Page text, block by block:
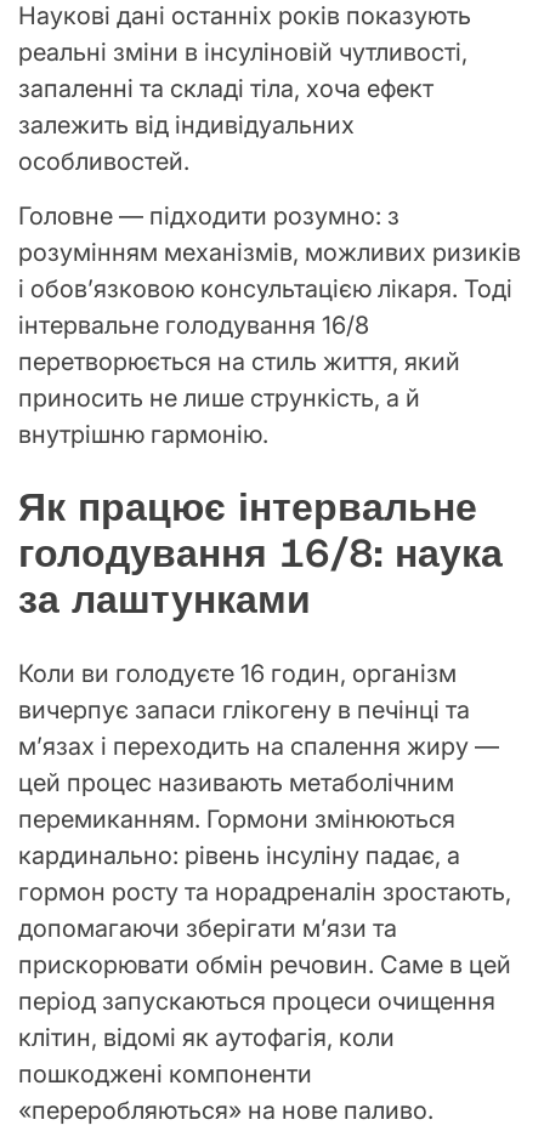
Наукові дані останніх років показують
реальні зміни в інсуліновій чутливості,
запаленні та складі тіла, хоча ефект
залежить від індивідуальних
особливостей.
Головне — підходити розумно: з
розумінням механізмів, можливих ризиків
і обов’язковою консультацією лікаря. Тоді
інтервальне голодування 16/8
перетворюється на стиль життя, який
приносить не лише стрункість, а й
внутрішню гармонію.
Як працює інтервальне
голодування 16/8: наука
за лаштунками
Коли ви голодуєте 16 годин, організм
вичерпує запаси глікогену в печінці та
м’язах і переходить на спалення жиру —
цей процес називають метаболічним
перемиканням. Гормони змінюються
кардинально: рівень інсуліну падає, а
гормон росту та норадреналін зростають,
допомагаючи зберігати м’язи та
прискорювати обмін речовин. Саме в цей
період запускаються процеси очищення
клітин, відомі як аутофагія, коли
пошкоджені компоненти
«переробляються» на нове паливо.